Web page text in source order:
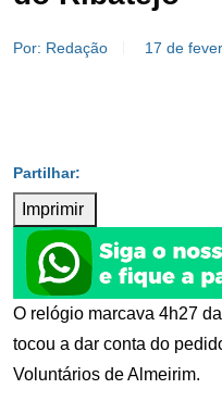
Por: Redação 17 de
Imprimir
O relógio marcava 4h27
tocou a dar conta do
Voluntários de Almeirim.